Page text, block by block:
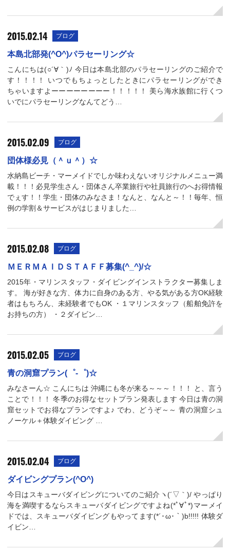
2015.02.14 ブログ
本島北部発(^O^)パラセーリング☆
こんにちは(○´∀｀)ﾉ 今日は本島北部のパラセーリングのご紹介で
す！！！！ いつでもちょっとしたときにパラセーリングができ
ちゃいますよーーーーーーーー！！！！！ 美ら海水族館に行くつ
いでにパラセーリングなんてどう…
2015.02.09 ブログ
団体様必見（＾ｕ＾）☆
水納島ビーチ・マーメイドでしか味わえないオリジナルメニュー満
載！！！必見学生さん・団体さん卒業旅行や社員旅行のへお得情報
でぇす！！学生・団体のみなさま！なんと、なんと～！！毎年、恒
例の学割＆サービスがはじまりました…
2015.02.08 ブログ
ＭＥＲＭＡＩＤＳＴＡＦＦ募集(^_^)/☆
2015年・マリンスタッフ・ダイビングインストラクター募集しま
す。 海が好きな方、体力に自身のある方、やる気がある方OK経験
者はもちろん、未経験者でもOK ・１マリンスタッフ（船舶免許を
お持ちの方） ・２ダイビン…
2015.02.05 ブログ
青の洞窟プラン(゜-゜)☆
みなさーん☆ こんにちは 沖縄にも冬が来る～～～！！！ と、言う
ことで！！！ 冬季のお得なセットプラン発表します 今日は青の洞
窟セットでお得なプランですよ♪ でわ、どうぞ～～ 青の洞窟シュ
ノーケル＋体験ダイビング …
2015.02.04 ブログ
ダイビングプラン(^O^)
今日はスキューバダイビングについてのご紹介ヽ(´▽｀)/ やっぱり
海を満喫するならスキューバダイビングですよね(*ﾟ∀ﾟ*)マーメイ
ドでは、スキューバダイビングもやってます(*´･ω･｀)b!!!!! 体験ダ
イビン…